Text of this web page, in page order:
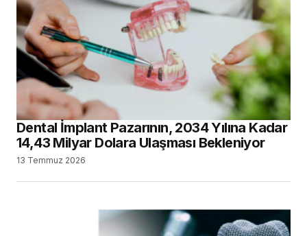
Vesta Akademi’nin Yeni Yayın Serisinde,
Dental Markalar Konuşacak
2 Temmuz 2026